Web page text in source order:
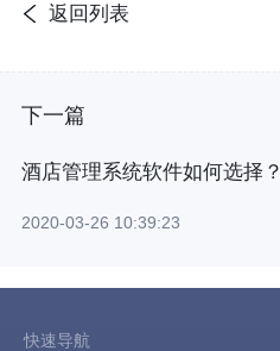
返回列表
下一篇
酒店管理系统软件如何选择？
2020-03-26 10:39:23
快速导航